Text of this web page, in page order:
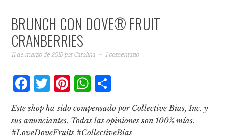
BRUNCH CON DOVE® FRUIT
CRANBERRIES
11 de marzo de 2015porCarolina 1 comentario
Facebook
Twitter
Pinterest
WhatsApp
Este shop ha sido compensado por Collective Bias, Inc. y
sus anunciantes. Todas las opiniones son 100% mías.
#LoveDoveFruits #CollectiveBias